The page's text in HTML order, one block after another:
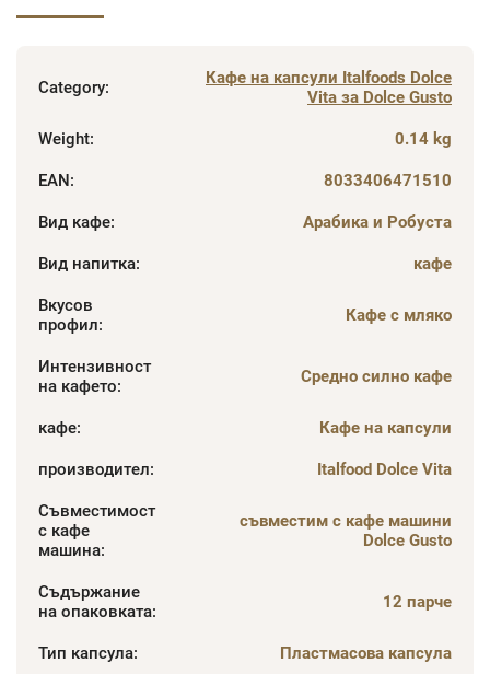
Category:
Кафе на капсули Italfoods Dolce
Vita за Dolce Gusto
Weight: 0.14 kg
EAN: 8033406471510
Вид кафе: Арабика и Робуста
Вид напитка: кафе
Вкусов
профил: Кафе с мляко
Интензивност
на кафето: Средно силно кафе
кафе: Кафе на капсули
производител: Italfood Dolce Vita
Съвместимост
с кафе
машина:
съвместим с кафе машини
Dolce Gusto
Съдържание
на опаковката: 12 парче
Тип капсула: Пластмасова капсула